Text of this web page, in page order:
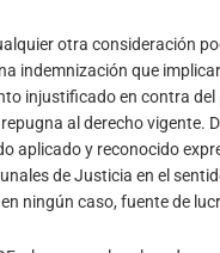
otra consideración
indemnización que
injustificado en contra
al derecho vigente.
aplicado y reconocido
de Justicia en el
ningún caso, fuente de